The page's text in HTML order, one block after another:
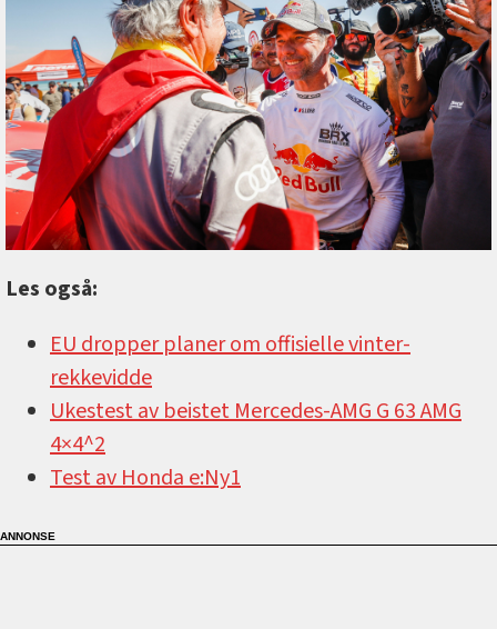
Les også:
EU dropper planer om offisielle vinter-
rekkevidde
Ukestest av beistet Mercedes-AMG G 63 AMG
4×4^2
Test av Honda e:Ny1